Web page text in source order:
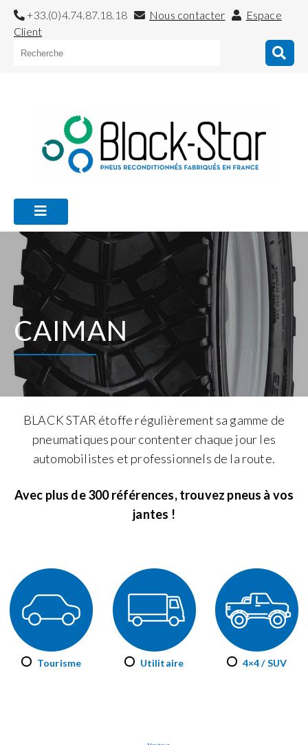
+33.(0)4.74.87.18.18 Nous contacter
Espace
Client
CAIMAN
BLACK STAR étoffe régulièrement sa gamme de
pneumatiques pour contenter chaque jour les
automobilistes et professionnels de la route.
Avec plus de 300 références, trouvez pneus à vos
jantes !
4×4 / SUV
Tourisme Utilitaire